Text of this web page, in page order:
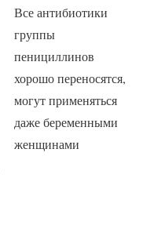
Все антибиотики
группы
пенициллинов
хорошо переносятся,
могут применяться
даже беременными
женщинами